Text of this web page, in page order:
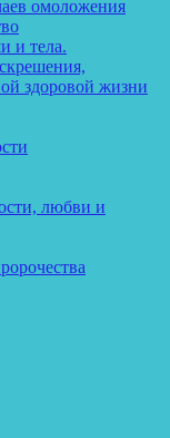
омоложения
и тела.
здоровой жизни
любви и